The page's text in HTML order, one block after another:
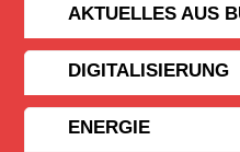
AKTUELLES AUS
DIGITALISIERUNG
ENERGIE